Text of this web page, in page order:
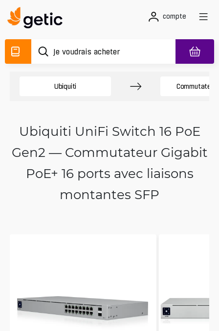
compte
Ubiquiti
Ubiquiti UniFi Switch 16 PoE
Gen2 — Commutateur Gigabit
PoE+ 16 ports avec liaisons
montantes SFP